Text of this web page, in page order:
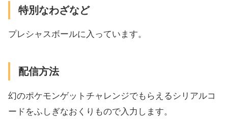
特別なわざなど
プレシャスボールに入っています。
配信方法
幻のポケモンゲットチャレンジでもらえるシリアルコ
ードをふしぎなおくりもので入力します。